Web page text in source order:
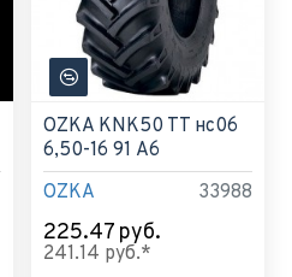
OZKA 33988
OZKA KNK50 TT нс06
6,50-16 91 A6
225.47 руб.
241.14 руб.*